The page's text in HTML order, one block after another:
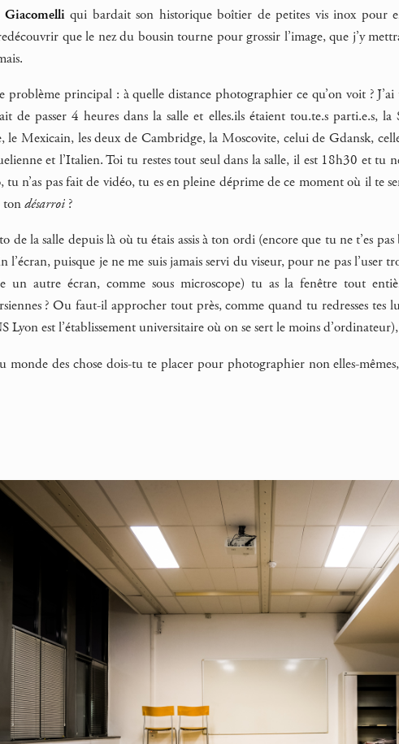
Giacomelliqui bardait son historique boîtier de petites vis inox pour
que le nez du bousin tourne pour grossir l’image, que j’y
problème principal : à quelle distance photographier ce qu’on voit ?
de passer 4 heures dans la salle et elles.ils étaient tou.te.s parti.e.s,
le Mexicain, les deux de Cambridge, la Moscovite, celui de Gdansk,
et l’Italien. Toi tu restes tout seul dans la salle, il est 18h30 et
tu n’as pas fait de vidéo, tu es en pleine déprime de ce moment où il te
tondésarroi ?
de la salle depuis là où tu étais assis à ton ordi (encore que tu ne t’es
l’écran, puisque je ne me suis jamais servi du viseur, pour ne pas l’user
un autre écran, comme sous microscope) tu as la fenêtre tout
? Ou faut-il approcher tout près, comme quand tu redresses
Lyon est l’établissement universitaire où on se sert le moins
des chose dois-tu te placer pour photographier non elles-